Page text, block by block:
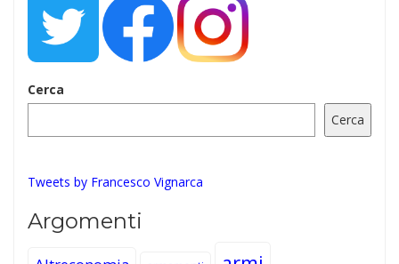
Cerca
Cerca
Tweets by Francesco Vignarca
Argomenti